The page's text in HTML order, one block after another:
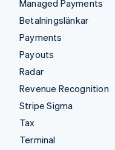
Managed Payments
Betalningslänkar
Payments
Payouts
Radar
Revenue Recognition
Stripe Sigma
Tax
Terminal